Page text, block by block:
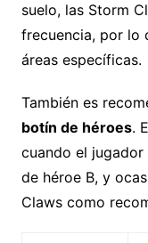
suelo, las Storm
frecuencia, por lo
áreas específicas.
También es
botín de héroes.
cuando el jugador
de héroe B, y
Claws como